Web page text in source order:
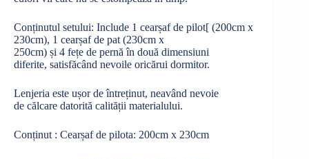
Conținutul setului: Include 1 cearșafde pilot[ (200cm x
230cm), 1 cearșafde pat (230cm x
250cm) și 4 fețe de pernă în două dimensiuni
diferite, satisfăcând nevoile oricărui dormitor.
Lenjeria este ușordeîntreținut, neavând nevoie
de călcare datorită calității materialului.
Conținut : Cearșafde pilota: 200cm x 230cm